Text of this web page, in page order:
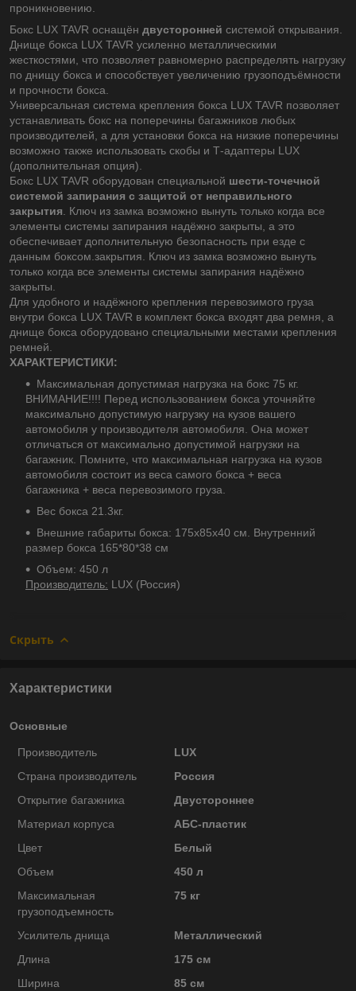
проникновению.
Бокс LUX TAVR оснащён двусторонней системой открывания.
Днище бокса LUX TAVR усиленно металлическими
жесткостями, что позволяет равномерно распределять нагрузку
по днищу бокса и способствует увеличению грузоподъёмности
и прочности бокса.
Универсальная система крепления бокса LUX TAVR позволяет
устанавливать бокс на поперечины багажников любых
производителей, а для установки бокса на низкие поперечины
возможно также использовать скобы и Т-адаптеры LUX
(дополнительная опция).
Бокс LUX TAVR оборудован специальной шести-точечной
системой запирания с защитой от неправильного
закрытия . Ключ из замка возможно вынуть только когда все
элементы системы запирания надёжно закрыты, а это
обеспечивает дополнительную безопасность при езде с
данным боксом.закрытия. Ключ из замка возможно вынуть
только когда все элементы системы запирания надёжно
закрыты.
Для удобного и надёжного крепления перевозимого груза
внутри бокса LUX TAVR в комплект бокса входят два ремня, а
днище бокса оборудовано специальными местами крепления
ремней.
ХАРАКТЕРИСТИКИ:
Максимальная допустимая нагрузка на бокс 75 кг.
ВНИМАНИЕ!!!! Перед использованием бокса уточняйте
максимально допустимую нагрузку на кузов вашего
автомобиля у производителя автомобиля. Она может
отличаться от максимально допустимой нагрузки на
багажник. Помните, что максимальная нагрузка на кузов
автомобиля состоит из веса самого бокса + веса
багажника + веса перевозимого груза.
Вес бокса 21.3кг.
Внешние габариты бокса: 175х85х40 см. Внутренний
размер бокса 165*80*38 см
Объем: 450 л
Производитель: LUX (Россия)
Скрыть
Характеристики
Основные
Производитель
LUX
Страна производитель
Россия
Открытие багажника
Двустороннее
Материал корпуса
АБС-пластик
Цвет
Белый
Объем
450 л
Максимальная
грузоподъемность
75 кг
Усилитель днища
Металлический
Длина
175 см
Ширина
85 см